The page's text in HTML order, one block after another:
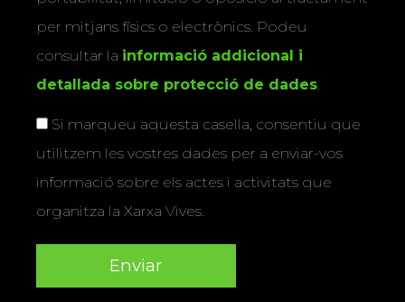
per mitjans físics o electrònics. Podeu
consultar la informació addicional i
detallada sobre protecció de dades.
Si marqueu aquesta casella, consentiu que
utilitzem les vostres dades per a enviar-vos
informació sobre els actes i activitats que
organitza la Xarxa Vives.